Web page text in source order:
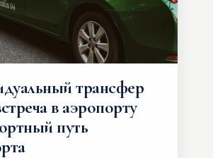
трансфер
в аэропорту
путь